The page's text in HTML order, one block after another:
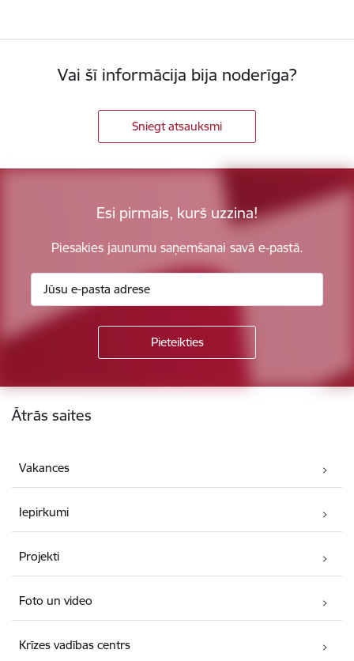
Vai šī informācija bija noderīga?
Sniegt atsauksmi
Esi pirmais, kurš uzzina!
Piesakies jaunumu saņemšanai savā e-pastā.
Kājene
Ātrās saites
Vakances
Iepirkumi
Projekti
Foto un video
Krīzes vadības centrs